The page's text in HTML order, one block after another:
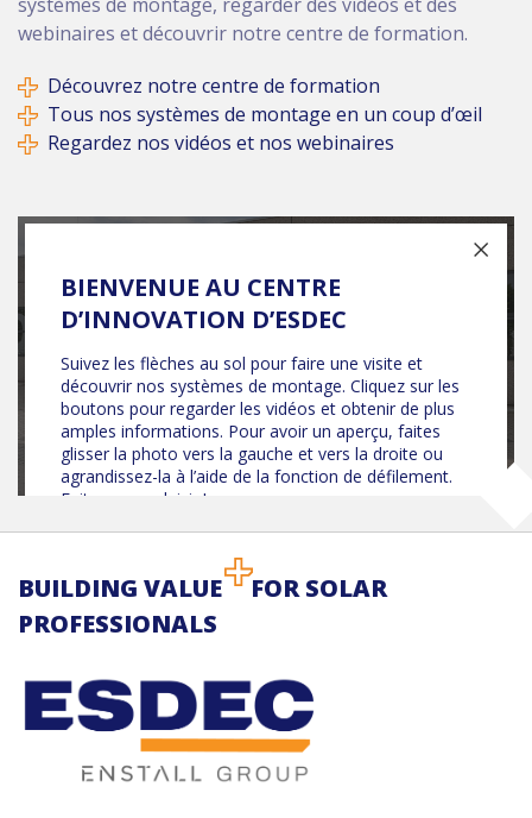
webinaires et découvrir notre centre de formation.
Découvrez notre centre de formation
Tous nos systèmes de montage en un coup d’œil
Regardez nos vidéos et nos webinaires
BUILDING VALUE
FOR SOLAR
PROFESSIONALS